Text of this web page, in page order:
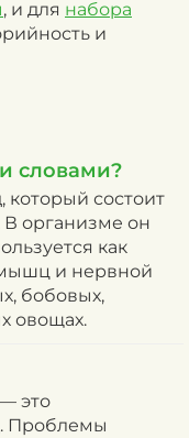
, и для набора
и
словами?
который состоит
организме он
как
мышц и нервной
бобовых,
овощах.
это
Проблемы